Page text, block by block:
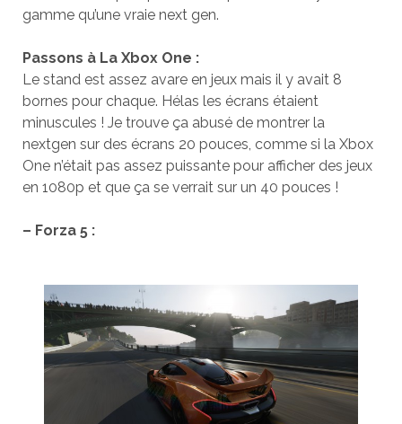
gamme qu’une vraie next gen.
Passons à La Xbox One :
Le stand est assez avare en jeux mais il y avait 8
bornes pour chaque. Hélas les écrans étaient
minuscules ! Je trouve ça abusé de montrer la
nextgen sur des écrans 20 pouces, comme si la Xbox
One n’était pas assez puissante pour afficher des jeux
en 1080p et que ça se verrait sur un 40 pouces !
– Forza 5 :